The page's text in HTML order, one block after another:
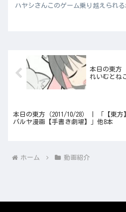
ハヤシさんこのゲーム乗り越えられる
本日の東方
れいむとね
本日の東方（2011/10/28） | 「【東方
パルヤ漫画【手書き劇場】」他8本
ホーム 動画紹介